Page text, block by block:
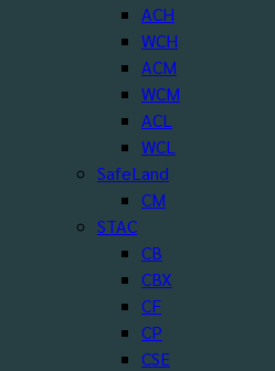
ACH
WCH
ACM
WCM
ACL
WCL
SafeLand
CM
STAC
CB
CBX
CF
CP
CSE